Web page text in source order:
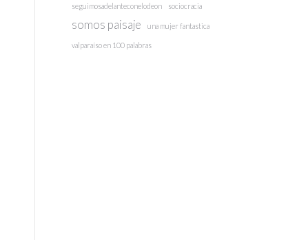
seguimosadelanteconelodeon sociocracia
somos paisaje una mujer fantastica
valparaíso en 100 palabras